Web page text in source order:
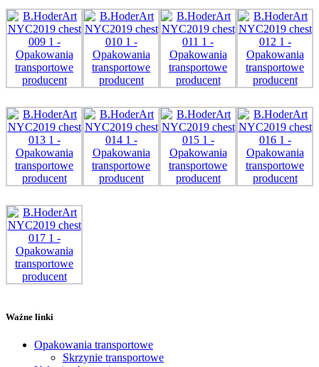
Ważne linki
Opakowania transportowe
Skrzynie transportowe